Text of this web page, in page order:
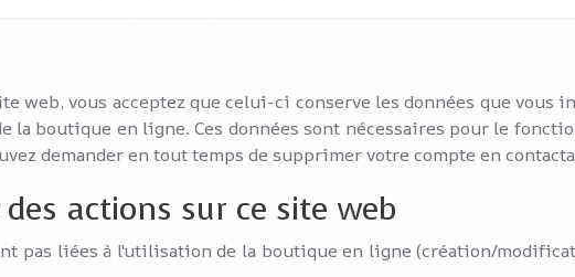
web, vous acceptez que celui-ci conserve les données que
la boutique en ligne. Ces données sont nécessaires pour le
demander en tout temps de supprimer votre compte en
actions sur ce site web
pas liées à l'utilisation de la boutique en ligne (création/